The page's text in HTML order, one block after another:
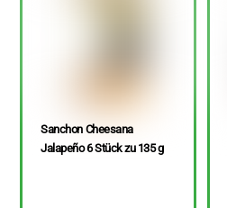
Sanchon Cheesana
Jalapeño 6 Stück zu 135 g